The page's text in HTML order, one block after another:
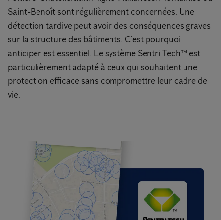
Saint-Benoît sont régulièrement concernées. Une
détection tardive peut avoir des conséquences graves
sur la structure des bâtiments. C’est pourquoi
anticiper est essentiel. Le système Sentri Tech™ est
particulièrement adapté à ceux qui souhaitent une
protection efficace sans compromettre leur cadre de
vie.